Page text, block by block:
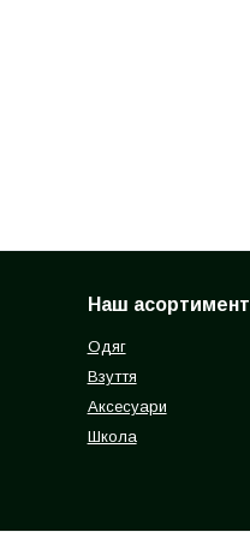
Наш асортимент
Одяг
Взуття
Аксесуари
Школа